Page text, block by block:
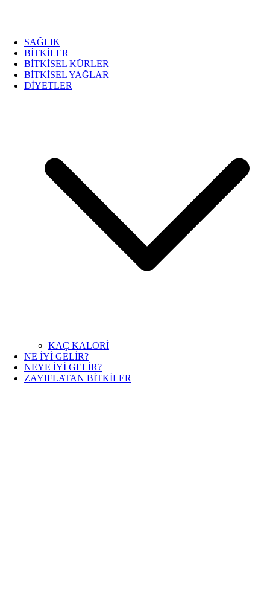
SAĞLIK
BİTKİLER
BİTKİSEL KÜRLER
BİTKİSEL YAĞLAR
DİYETLER
KAÇ KALORİ
NE İYİ GELİR?
NEYE İYİ GELİR?
ZAYIFLATAN BİTKİLER